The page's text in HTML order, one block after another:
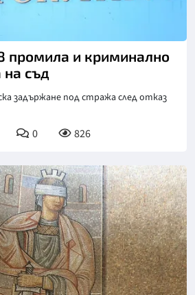
промила и криминално
на съд
задържане под стража след отказ
0 826